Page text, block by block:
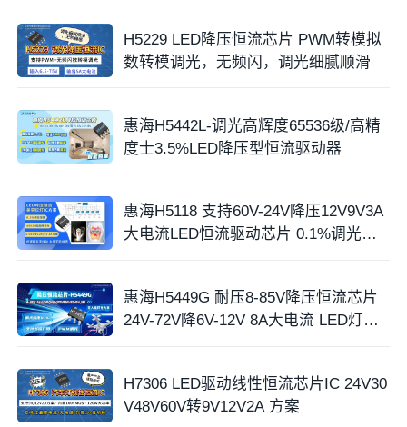
H5229 LED降压恒流芯片 PWM转模拟
数转模调光，无频闪，调光细腻顺滑
惠海H5442L-调光高辉度65536级/高精
度士3.5%LED降压型恒流驱动器
惠海H5118 支持60V-24V降压12V9V3A
大电流LED恒流驱动芯片 0.1%调光深
惠海H5449G 耐压8-85V降压恒流芯片
24V-72V降6V-12V 8A大电流 LED灯驱
H7306 LED驱动线性恒流芯片IC 24V30
V48V60V转9V12V2A 方案